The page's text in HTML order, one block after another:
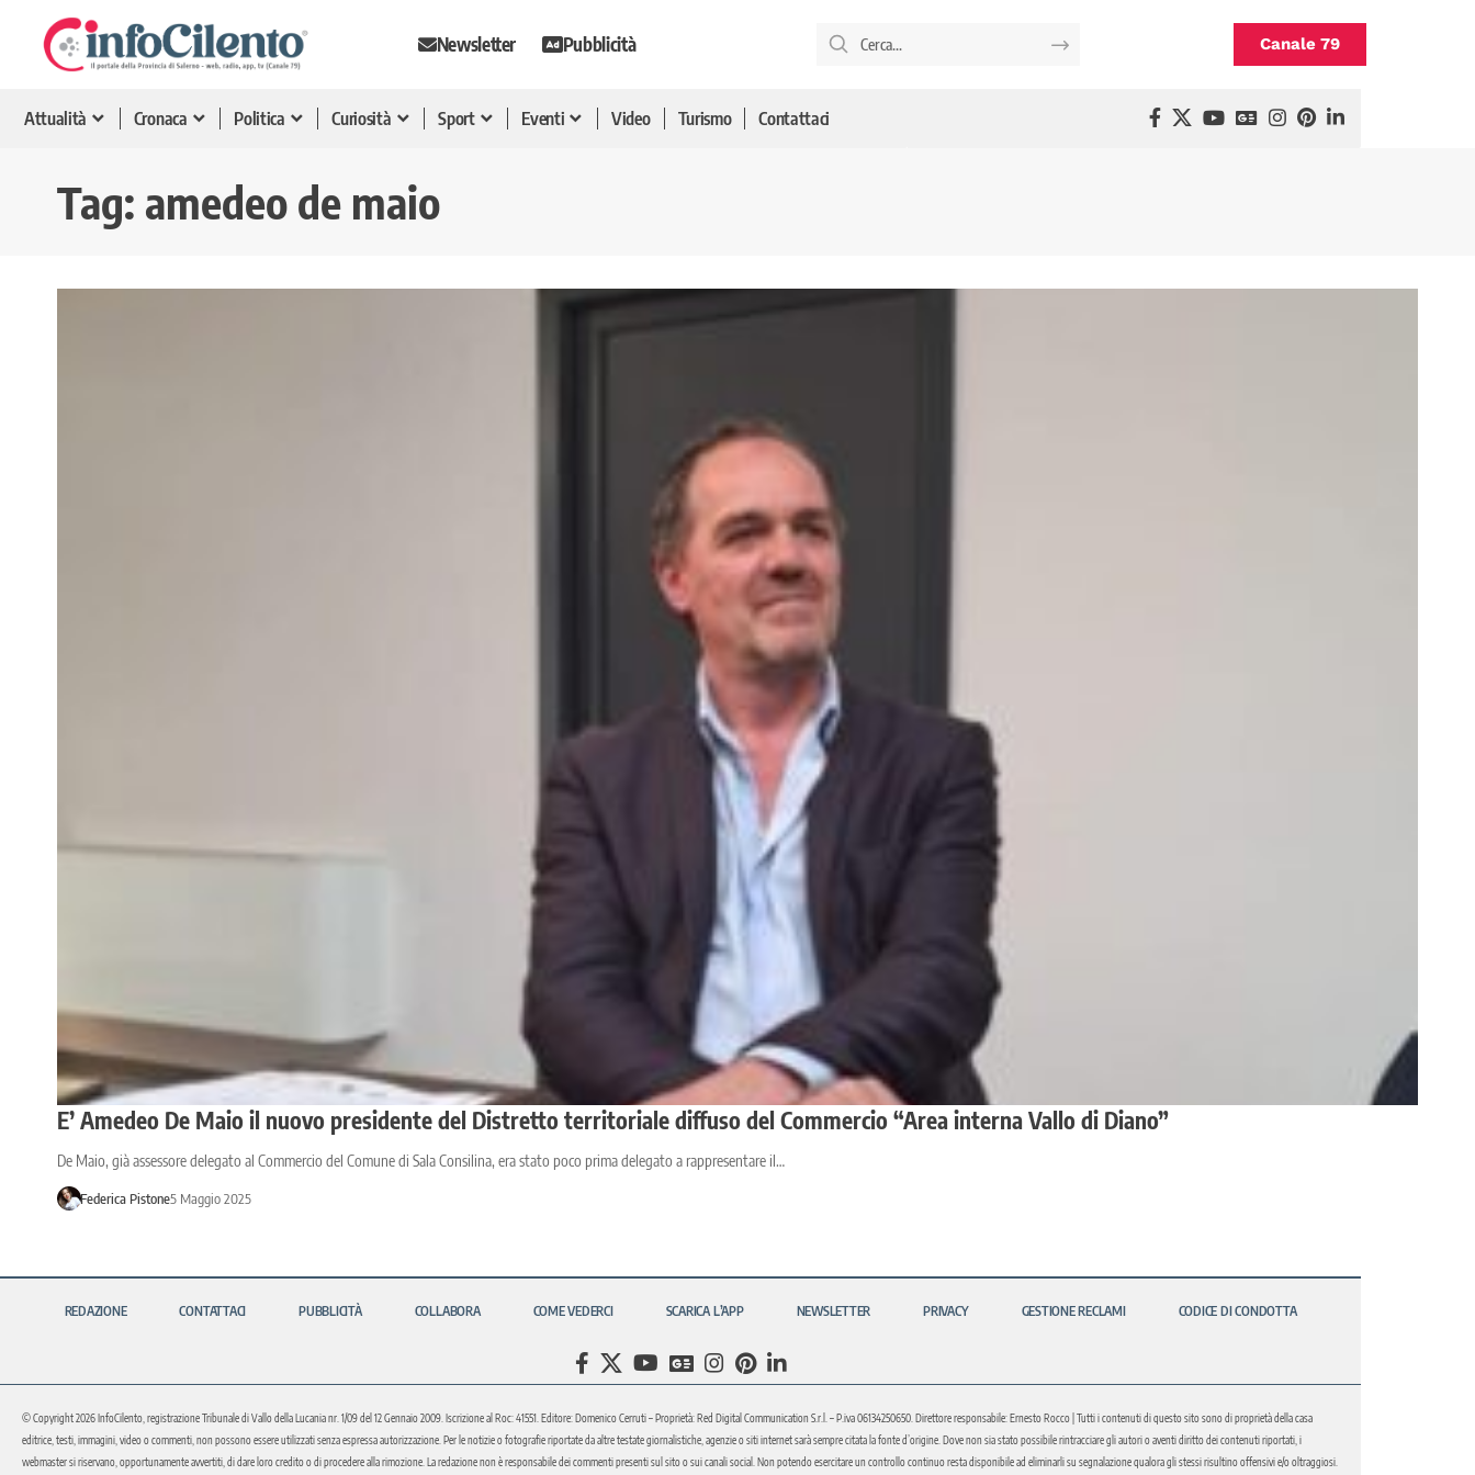
Newsletter Pubblicità Canale 79
Attualità Cronaca Politica Curiosità Sport Eventi Video Turismo Contattaci
Tag: amedeo de maio
E’ Amedeo De Maio il nuovo presidente del Distretto territoriale diffuso del Commercio “Area interna Vallo di Diano”
De Maio, già assessore delegato al Commercio del Comune di Sala Consilina, era stato poco prima delegato a rappresentare il…
Federica Pistone5 Maggio 2025
REDAZIONE CONTATTACI PUBBLICITÀ COLLABORA COME VEDERCI SCARICA L’APP NEWSLETTER PRIVACY GESTIONE RECLAMI CODICE DI CONDOTTA
© Copyright 2026 InfoCilento, registrazione Tribunale di Vallo della Lucania nr. 1/09 del 12 Gennaio 2009. Iscrizione al Roc: 41551. Editore: Domenico Cerruti – Proprietà: Red Digital Communication S.r.l. – P.iva 06134250650. Direttore responsabile: Ernesto Rocco | Tutti i contenuti di questo sito sono di proprietà della casa
editrice, testi, immagini, video o commenti, non possono essere utilizzati senza espressa autorizzazione. Per le notizie o fotografie riportate da altre testate giornalistiche, agenzie o siti internet sarà sempre citata la fonte d’origine. Dove non sia stato possibile rintracciare gli autori o aventi diritto dei contenuti riportati, i
webmaster si riservano, opportunamente avvertiti, di dare loro credito o di procedere alla rimozione. La redazione non è responsabile dei commenti presenti sul sito o sui canali social. Non potendo esercitare un controllo continuo resta disponibile ad eliminarli su segnalazione qualora gli stessi risultino offensivi e/o oltraggiosi.